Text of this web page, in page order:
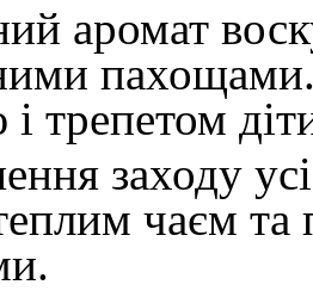
аромат
трепетом
заходу
чаєм